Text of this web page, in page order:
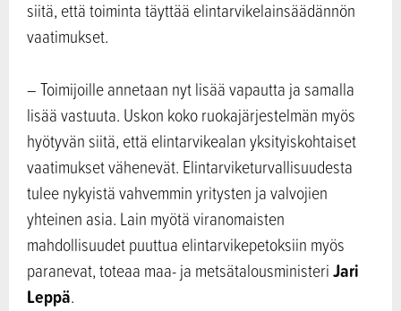
siitä, että toiminta täyttää elintarvikelainsäädännön
vaatimukset.
– Toimijoille annetaan nyt lisää vapautta ja samalla
lisää vastuuta. Uskon koko ruokajärjestelmän myös
hyötyvän siitä, että elintarvikealan yksityiskohtaiset
vaatimukset vähenevät. Elintarviketurvallisuudesta
tulee nykyistä vahvemmin yritysten ja valvojien
yhteinen asia. Lain myötä viranomaisten
mahdollisuudet puuttua elintarvikepetoksiin myös
paranevat, toteaa maa- ja metsätalousministeriJari
Leppä.